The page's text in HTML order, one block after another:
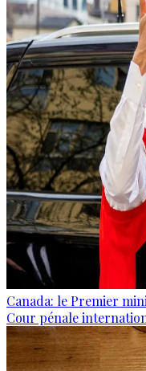
Canada: le Premier
Cour pénale